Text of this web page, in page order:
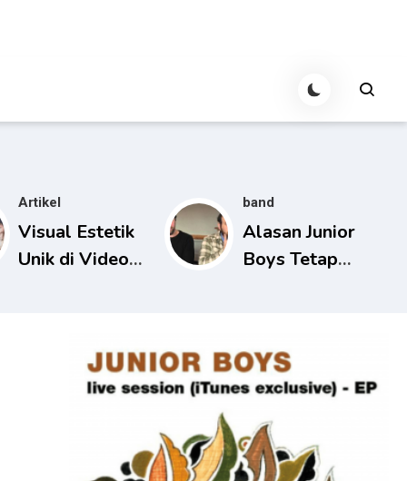
Artikel
Visual Estetik
Unik di Video
band
Alasan Junior
Boys Tetap